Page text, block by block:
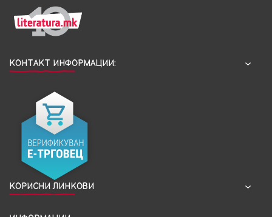
КОНТАКТ ИНФОРМАЦИИ:
КОРИСНИ ЛИНКОВИ